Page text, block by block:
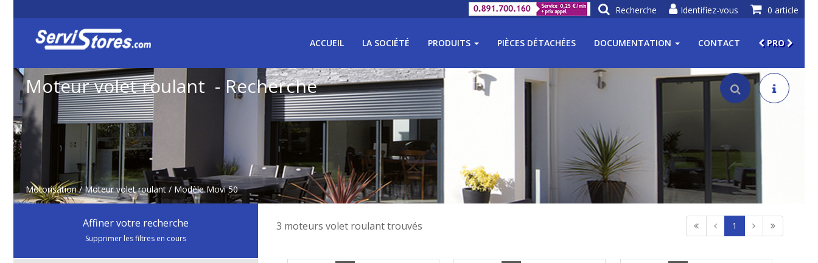
0 article
Identifiez-vous
Recherche
ACCUEIL LA SOCIÉTÉ PRODUITS PIÈCES DÉTACHÉES DOCUMENTATION CONTACT PRO
Moteur volet roulant - Recherche
Motorisation /Moteur volet roulant / Modèle Movi 50
Affiner votre recherche
Supprimer les filtres en cours
3 moteurs volet roulant trouvés 1